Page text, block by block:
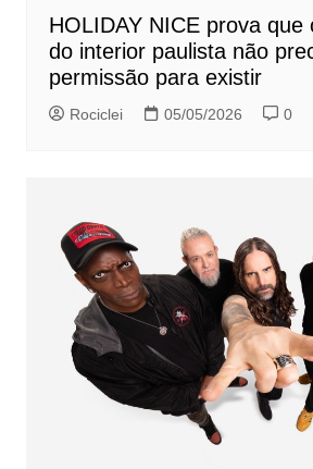
HOLIDAY NICE prova que
do interior paulista não
permissão para existir
Rociclei 05/05/2026 0